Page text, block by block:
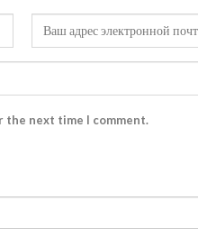
the next time I comment.